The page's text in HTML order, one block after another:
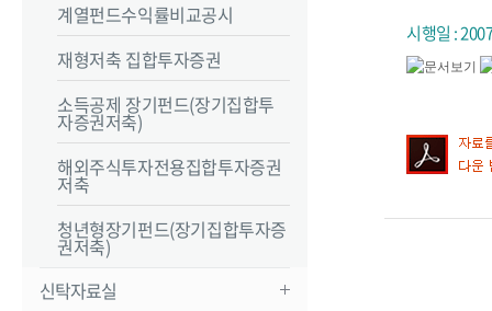
계열펀드수익률비교공시
재형저축 집합투자증권
소득공제 장기펀드(장기집합투
자증권저축)
해외주식투자전용집합투자증권
저축
청년형장기펀드(장기집합투자증
권저축)
신탁자료실
시행일 :